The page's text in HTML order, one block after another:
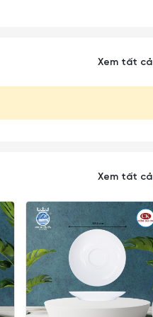
Xem tất cả
Xem tất cả